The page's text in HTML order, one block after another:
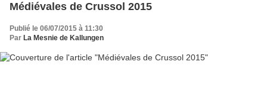
Médiévales de Crussol 2015
Publié le 06/07/2015 à 11:30
Par La Mesnie de Kallungen